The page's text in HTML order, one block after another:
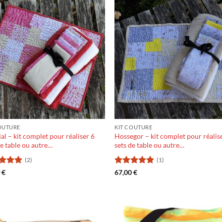
– kit complet pour réaliser 6
table ou autre…
5
(2)
€
KIT COUTURE
Hossegor – kit complet pour
sets de table ou autre…
Note5
(1)
67,00€